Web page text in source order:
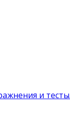
и тесты.